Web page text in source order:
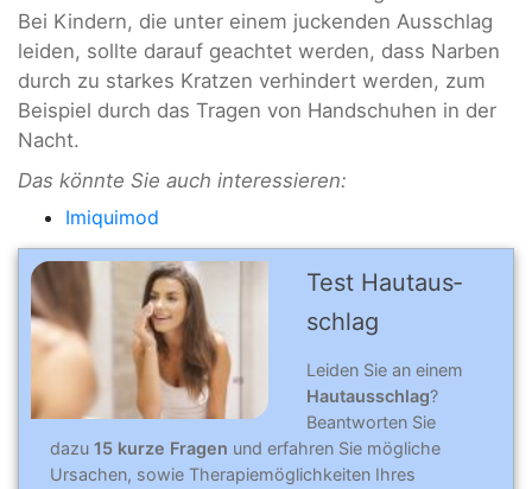
Bei Kindern, die unter einem juckenden Ausschlag
leiden, sollte darauf geachtet werden, dass Narben
durch zu starkes Kratzen verhindert werden, zum
Beispiel durch das Tragen von Handschuhen in der
Nacht.
Das könnte Sie auch interessieren:
Imiquimod
Test Hautaus­
schlag
Leiden Sie an einem
Hautausschlag?
Beantworten Sie
dazu 15 kurze Fragen und erfahren Sie mögliche
Ursachen, sowie Therapiemöglichkeiten Ihres